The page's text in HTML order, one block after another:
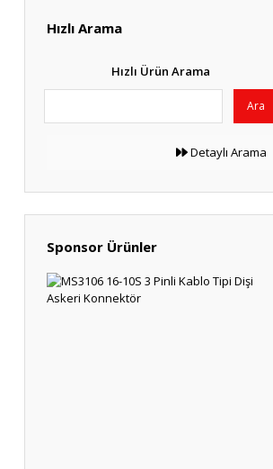
Hızlı Arama
Hızlı Ürün Arama
Ara
Detaylı Arama
Sponsor Ürünler